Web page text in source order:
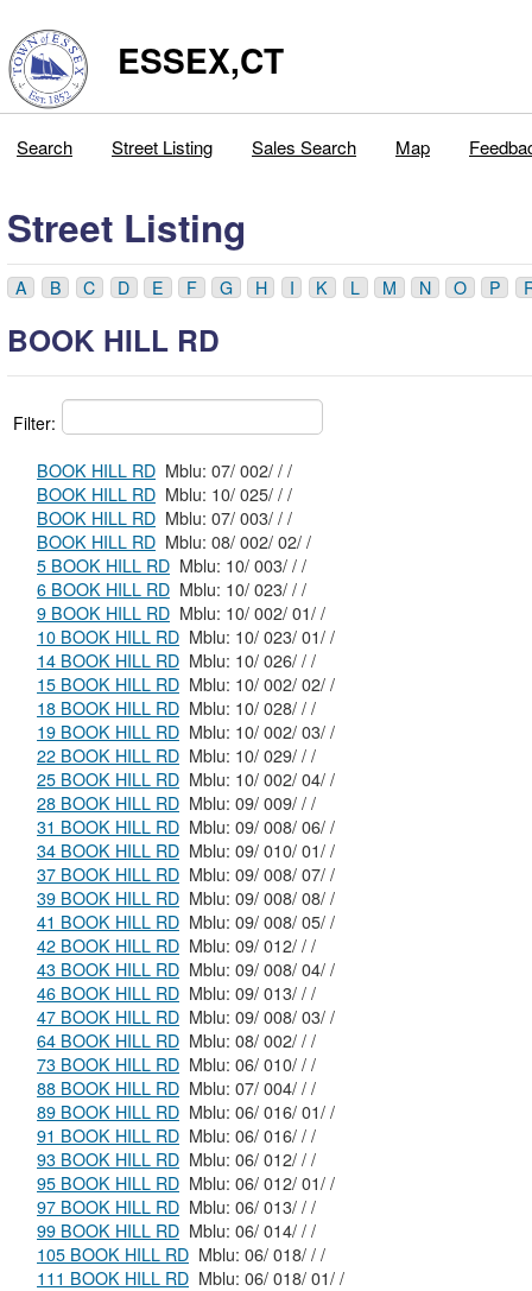
ESSEX,CT
Search Street Listing Sales Search Map
Street Listing
A B C D E F G H I K L M N O P
BOOK HILL RD
Filter:
BOOK HILL RD
Mblu: 07/ 002/ / /
BOOK HILL RD
Mblu: 10/ 025/ / /
BOOK HILL RD
Mblu: 07/ 003/ / /
BOOK HILL RD
Mblu: 08/ 002/ 02/ /
5 BOOK HILL RD
Mblu: 10/ 003/ / /
6 BOOK HILL RD
Mblu: 10/ 023/ / /
9 BOOK HILL RD
Mblu: 10/ 002/ 01/ /
10 BOOK HILL RD
Mblu: 10/ 023/ 01/ /
14 BOOK HILL RD
Mblu: 10/ 026/ / /
15 BOOK HILL RD
Mblu: 10/ 002/ 02/ /
18 BOOK HILL RD
Mblu: 10/ 028/ / /
19 BOOK HILL RD
Mblu: 10/ 002/ 03/ /
22 BOOK HILL RD
Mblu: 10/ 029/ / /
25 BOOK HILL RD
Mblu: 10/ 002/ 04/ /
28 BOOK HILL RD
Mblu: 09/ 009/ / /
31 BOOK HILL RD
Mblu: 09/ 008/ 06/ /
34 BOOK HILL RD
Mblu: 09/ 010/ 01/ /
37 BOOK HILL RD
Mblu: 09/ 008/ 07/ /
39 BOOK HILL RD
Mblu: 09/ 008/ 08/ /
41 BOOK HILL RD
Mblu: 09/ 008/ 05/ /
42 BOOK HILL RD
Mblu: 09/ 012/ / /
43 BOOK HILL RD
Mblu: 09/ 008/ 04/ /
46 BOOK HILL RD
Mblu: 09/ 013/ / /
47 BOOK HILL RD
Mblu: 09/ 008/ 03/ /
64 BOOK HILL RD
Mblu: 08/ 002/ / /
73 BOOK HILL RD
Mblu: 06/ 010/ / /
88 BOOK HILL RD
Mblu: 07/ 004/ / /
89 BOOK HILL RD
Mblu: 06/ 016/ 01/ /
91 BOOK HILL RD
Mblu: 06/ 016/ / /
93 BOOK HILL RD
Mblu: 06/ 012/ / /
95 BOOK HILL RD
Mblu: 06/ 012/ 01/ /
97 BOOK HILL RD
Mblu: 06/ 013/ / /
99 BOOK HILL RD
Mblu: 06/ 014/ / /
105 BOOK HILL RD
Mblu: 06/ 018/ / /
111 BOOK HILL RD
Mblu: 06/ 018/ 01/ /